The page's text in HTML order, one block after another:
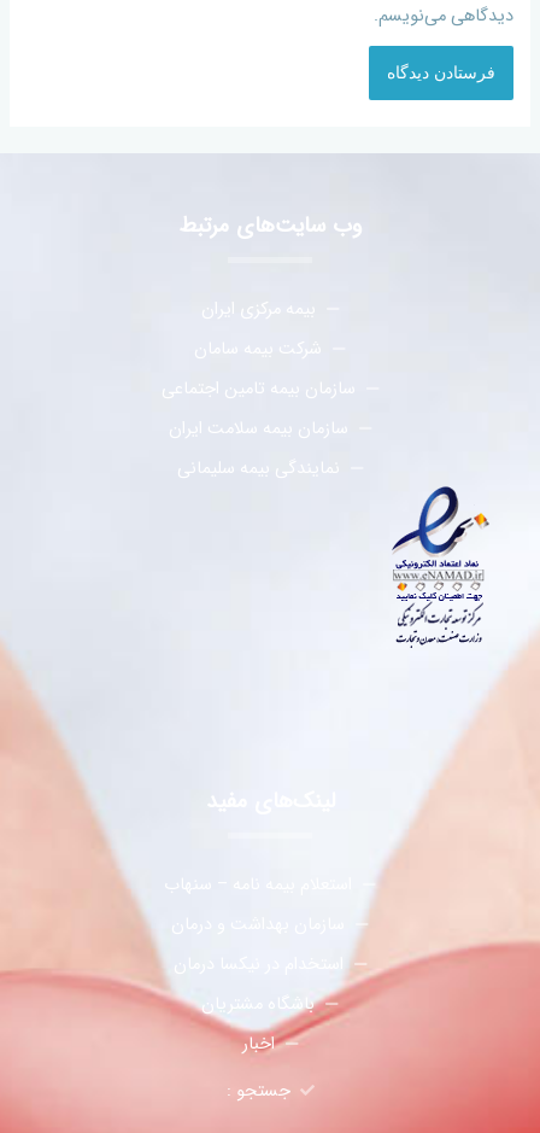
دیدگاهی می‌نویسم.
وب سایت‌های مرتبط
بیمه مرکزی ایران
شرکت بیمه سامان
سازمان بیمه تامین اجتماعی
سازمان بیمه سلامت ایران
نمایندگی بیمه سلیمانی
لینک‌های مفید
استعلام بیمه نامه – سنهاب
باشگاه مشتریان
اخبار
جستجو :